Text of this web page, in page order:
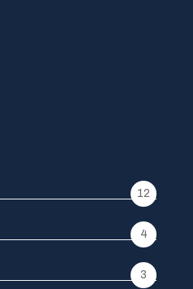
12
4
3